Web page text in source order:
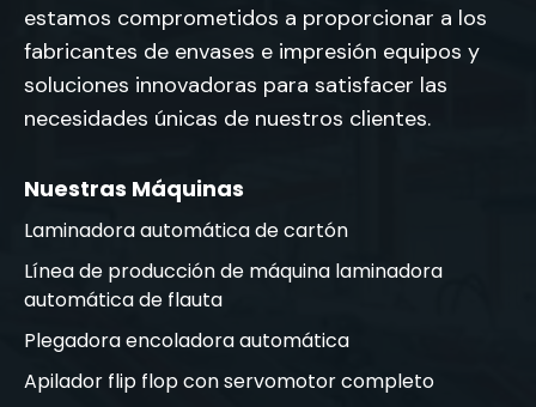
estamos comprometidos a proporcionar a los
fabricantes de envases e impresión equipos y
soluciones innovadoras para satisfacer las
necesidades únicas de nuestros clientes.
Nuestras Máquinas
Laminadora automática de cartón
Línea de producción de máquina laminadora
automática de flauta
Plegadora encoladora automática
Apilador flip flop con servomotor completo